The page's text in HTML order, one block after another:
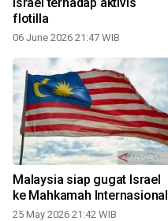
flotilla
06 June 2026 21:47 WIB
Malaysia siap gugat Israel
ke Mahkamah Internasional
25 May 2026 21:42 WIB